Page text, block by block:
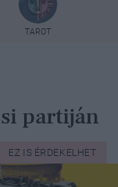
TAROT
partiján
EZ IS ÉRDEKELHET